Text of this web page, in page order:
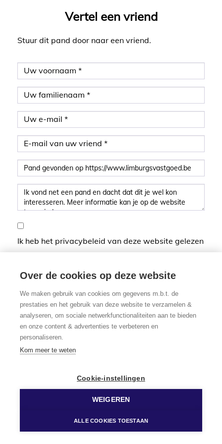
Vertel een vriend
Stuur dit pand door naar een vriend.
Ik heb het privacybeleid van deze website gelezen
*Verplicht in te vullen
Over de cookies op deze website
We maken gebruik van cookies om gegevens m.b.t. de
prestaties en het gebruik van deze website te verzamelen &
analyseren, om sociale netwerkfunctionaliteiten aan te bieden
en onze content & advertenties te verbeteren en
personaliseren.
Kom meer te weten
Cookie-instellingen
WEIGEREN
ALLE COOKIES TOESTAAN